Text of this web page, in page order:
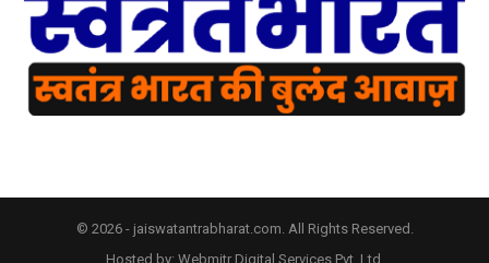
© 2026 - jaiswatantrabharat.com. All Rights Reserved.
Hosted by: Webmitr Digital Services Pvt. Ltd.